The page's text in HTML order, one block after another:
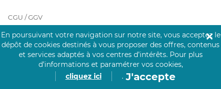
CGU / GGV
Charte Click&Care
En poursuivant votre navigation sur notre site, vous acceptez le
dépôt de cookies destinés à vous proposer des offres, contenus
et services adaptés à vos centres d’intérêts. Pour plus
d’informations et paramétrer vos cookies,
cliquez ici
. J'accepte
✕